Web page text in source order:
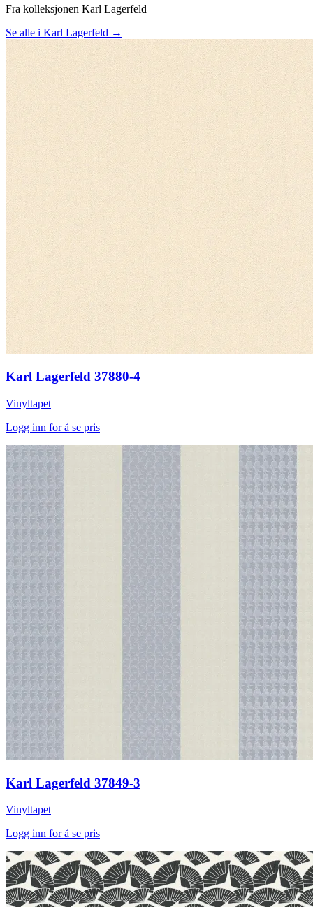
Fra kolleksjonen Karl Lagerfeld
Se alle i Karl Lagerfeld →
Karl Lagerfeld 37880-4
Vinyltapet
Logg inn for å se pris
Karl Lagerfeld 37849-3
Vinyltapet
Logg inn for å se pris